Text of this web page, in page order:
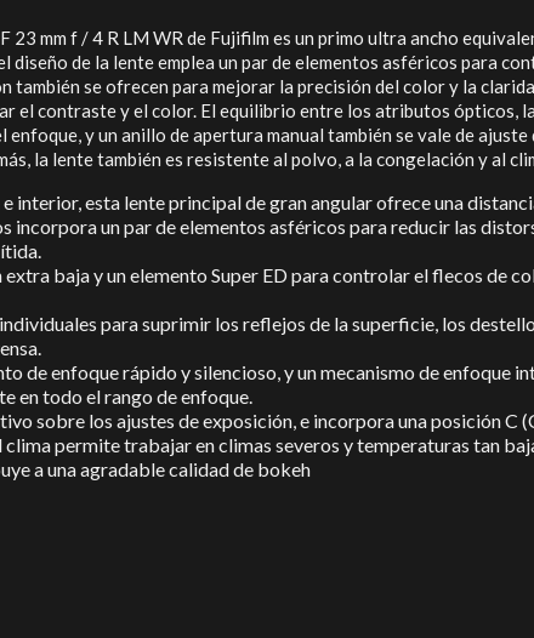
23 mm f / 4 R LM WR de Fujifilm es un primo ultra ancho
de la lente emplea un par de elementos asféricos para
también se ofrecen para mejorar la precisión del color y la
el contraste y el color. El equilibrio entre los atributos ópticos,
y un anillo de apertura manual también se vale de
la lente también es resistente al polvo, a la congelación y al
esta lente principal de gran angular ofrece una
incorpora un par de elementos asféricos para reducir las
baja y un elemento Super ED para controlar el flecos de
para suprimir los reflejos de la superficie, los
de enfoque rápido y silencioso, y un mecanismo de
en todo el rango de enfoque.
sobre los ajustes de exposición, e incorpora una posición C
permite trabajar en climas severos y temperaturas tan
a una agradable calidad de bokeh